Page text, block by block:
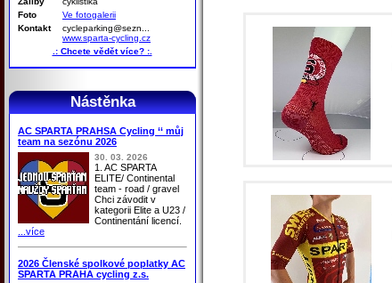
Foto
Ve fotogalerii
Kontakt
cycleparking@sezn...
www.sparta-cycling.cz
.: Chcete vědět více? :.
Nástěnka
AC SPARTA PRAHSA Cycling ‘‘ můj
team na sezónu 2026
30. 03. 2026
1. AC SPARTA
ELITE/ Continental
team - road / gravel
Chci závodit v
kategorii Elite a U23 /
Continentání licencí.
...více
2026 Členské spolkové poplatky AC
SPARTA PRAHA cycling z.s.